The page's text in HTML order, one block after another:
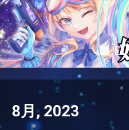
8月, 2023